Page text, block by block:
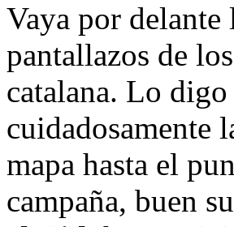
Vaya por
pantallazos de
catalana. Lo
cuidadosamente
mapa hasta el
campaña, buen